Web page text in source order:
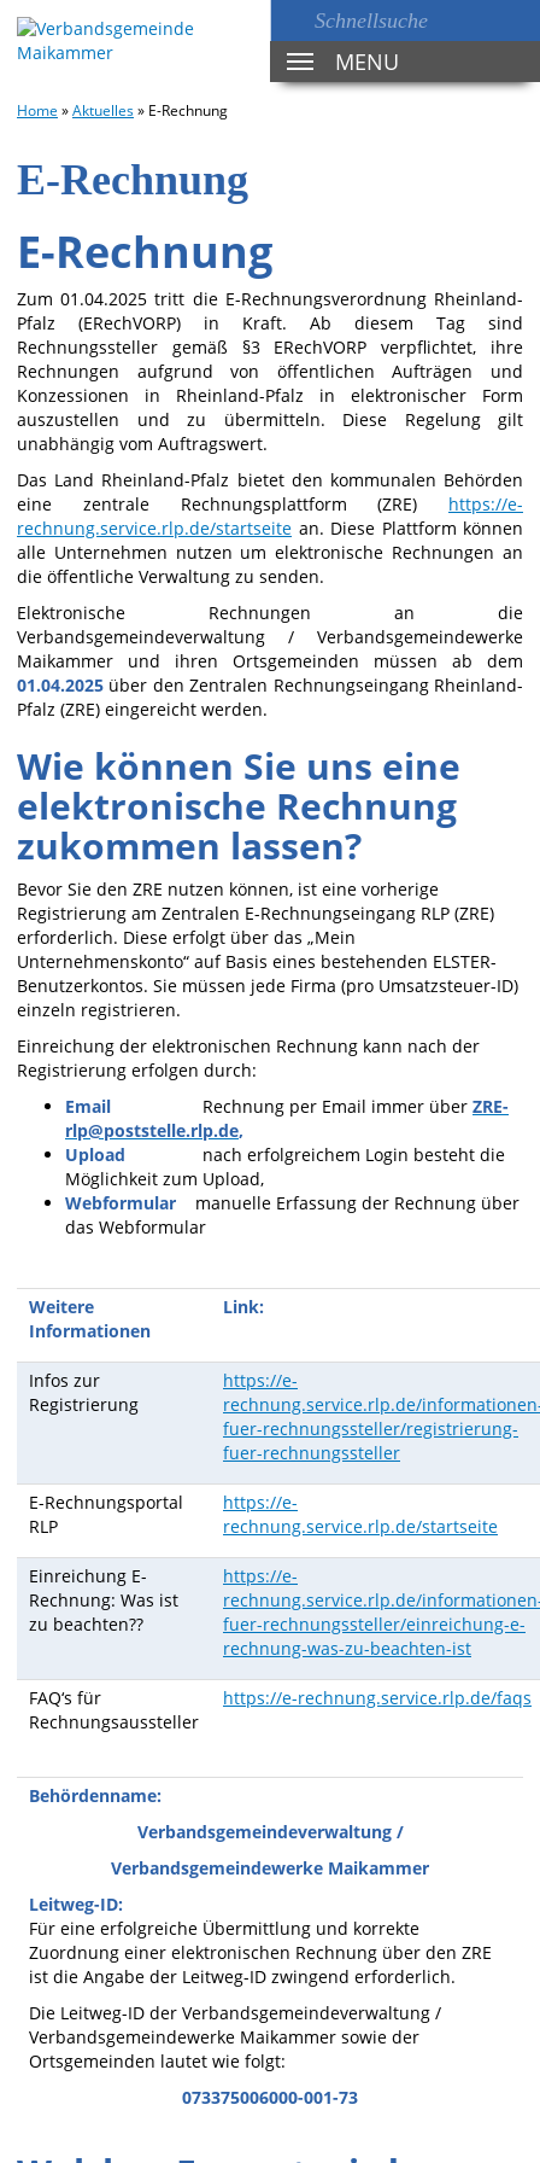
TOGGLE
MENU
Home »Aktuelles» E-Rechnung
E-Rechnung
E-Rechnung
Zum 01.04.2025 tritt die E-Rechnungsverordnung Rheinland-
Pfalz (ERechVORP) in Kraft. Ab diesem Tag sind
Rechnungssteller gemäß §3 ERechVORP verpflichtet, ihre
Rechnungen aufgrund von öffentlichen Aufträgen und
Konzessionen in Rheinland-Pfalz in elektronischer Form
auszustellen und zu übermitteln. Diese Regelung gilt
unabhängig vom Auftragswert.
Das Land Rheinland-Pfalz bietet den kommunalen Behörden
eine zentrale Rechnungsplattform (ZRE) https://e-
rechnung.service.rlp.de/startseite an. Diese Plattform können
alle Unternehmen nutzen um elektronische Rechnungen an
die öffentliche Verwaltung zu senden.
Elektronische Rechnungen an die
Verbandsgemeindeverwaltung / Verbandsgemeindewerke
Maikammer und ihren Ortsgemeinden müssen ab dem
01.04.2025 über den Zentralen Rechnungseingang Rheinland-
Pfalz (ZRE) eingereicht werden.
Wie können Sie uns eine
elektronische Rechnung
zukommen lassen?
Bevor Sie den ZRE nutzen können, ist eine vorherige
Registrierung am Zentralen E-Rechnungseingang RLP (ZRE)
erforderlich. Diese erfolgt über das „Mein
Unternehmenskonto“ auf Basis eines bestehenden ELSTER-
Benutzerkontos. Sie müssen jede Firma (pro Umsatzsteuer-ID)
einzeln registrieren.
Einreichung der elektronischen Rechnung kann nach der
Registrierung erfolgen durch:
Email Rechnung per Email immer über ZRE-
rlp@poststelle.rlp.de,
Upload nach erfolgreichem Login besteht die
Möglichkeit zum Upload,
Webformular
manuelle Erfassung der Rechnung über
das Webformular
Weitere
Informationen
Link:
Infos zur
Registrierung
https://e-
rechnung.service.rlp.de/
fuer-rechnungssteller/registrierung-
fuer-rechnungssteller
E-Rechnungsportal
RLP
https://e-
rechnung.service.rlp.de/startseite
Einreichung E-
Rechnung: Was ist
zu beachten??
https://e-
rechnung.service.rlp.de/
fuer-rechnungssteller/einreichung-e-
rechnung-was-zu-beachten-ist
FAQ‘s für
Rechnungsaussteller
https://e-rechnung.service.rlp.de/faqs
Behördenname:
Verbandsgemeindeverwaltung /
Verbandsgemeindewerke Maikammer
Leitweg-ID:
Für eine erfolgreiche Übermittlung und korrekte
Zuordnung einer elektronischen Rechnung über den ZRE
ist die Angabe der Leitweg-ID zwingend erforderlich.
Die Leitweg-ID der Verbandsgemeindeverwaltung /
Verbandsgemeindewerke Maikammer sowie der
Ortsgemeinden lautet wie folgt:
073375006000-001-73